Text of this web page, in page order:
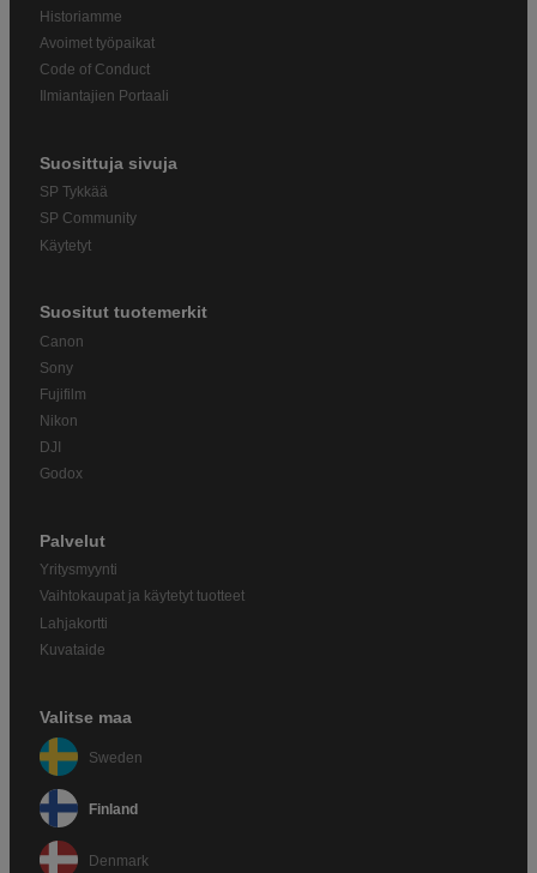
Historiamme
Avoimet työpaikat
Code of Conduct
Ilmiantajien Portaali
Suosittuja sivuja
SP Tykkää
SP Community
Käytetyt
Suositut tuotemerkit
Canon
Sony
Fujifilm
Nikon
DJI
Godox
Palvelut
Yritysmyynti
Vaihtokaupat ja käytetyt tuotteet
Lahjakortti
Kuvataide
Valitse maa
Sweden
Finland
Denmark